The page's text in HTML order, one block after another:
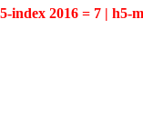
index 2016 = 7 | h5-